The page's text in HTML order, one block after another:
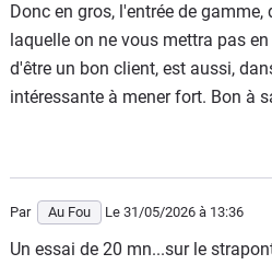
Donc en gros, l'entrée de
laquelle on ne vous mettra pas
d'être un bon client, est aussi,
intéressante à mener fort. Bon à
Par Au Fou Le 31/05/2026 à 13:36
Un essai de 20 mn...sur le